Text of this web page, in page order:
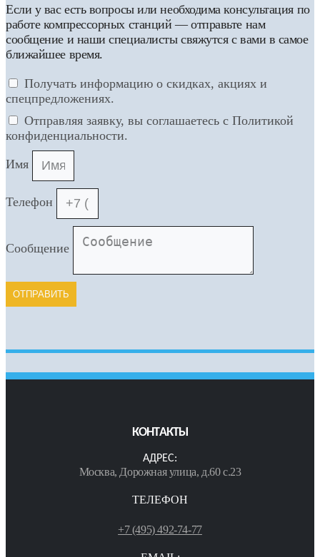
Если у вас есть вопросы или необходима консультация по
работе компрессорных станций — отправьте нам
сообщение и наши специалисты свяжутся с вами в самое
ближайшее время.
Получать информацию о скидках, акциях и
спецпредложениях.
Отправляя заявку, вы соглашаетесь с Политикой
конфиденциальности.
Имя
Телефон
Сообщение
ОТПРАВИТЬ
КОНТАКТЫ
АДРЕС:
Москва, Дорожная улица, д.60 с.23
ТЕЛЕФОН
+7 (495) 492-74-77